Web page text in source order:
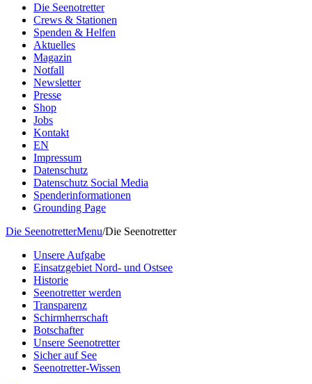
Die Seenotretter
Crews & Stationen
Spenden & Helfen
Aktuelles
Magazin
Notfall
Newsletter
Presse
Shop
Jobs
Kontakt
EN
Impressum
Datenschutz
Datenschutz Social Media
Spenderinformationen
Grounding Page
Die SeenotretterMenu/Die Seenotretter
Unsere Aufgabe
Einsatzgebiet Nord- und Ostsee
Historie
Seenotretter werden
Transparenz
Schirmherrschaft
Botschafter
Unsere Seenotretter
Sicher auf See
Seenotretter-Wissen